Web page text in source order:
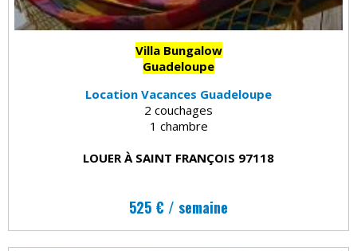
Villa Bungalow
Guadeloupe
Location Vacances Guadeloupe
2 couchages
1 chambre
LOUER À SAINT FRANÇOIS 97118
525 € / semaine